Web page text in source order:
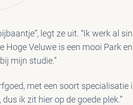
legt ze uit. “Ik werk al
Hoge Veluwe is een mooi Park
mijn studie.”
met een soort
ik zit hier op de goede plek.”